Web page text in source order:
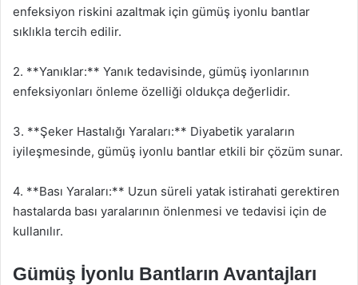
enfeksiyon riskini azaltmak için gümüş iyonlu bantlar
sıklıkla tercih edilir.
2. **Yanıklar:** Yanık tedavisinde, gümüş iyonlarının
enfeksiyonları önleme özelliği oldukça değerlidir.
3. **Şeker Hastalığı Yaraları:** Diyabetik yaraların
iyileşmesinde, gümüş iyonlu bantlar etkili bir çözüm sunar.
4. **Bası Yaraları:** Uzun süreli yatak istirahati gerektiren
hastalarda bası yaralarının önlenmesi ve tedavisi için de
kullanılır.
Gümüş İyonlu Bantların Avantajları